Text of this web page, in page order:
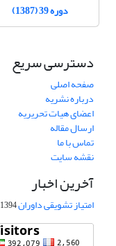
دوره 39 (1387)
دسترسی سریع
صفحه اصلی
درباره نشریه
اعضای هیات تحریریه
ارسال مقاله
تماس با ما
نقشه سایت
آخرین اخبار
امتیاز تشویقی داوران1394-09-16